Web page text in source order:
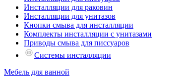
Инсталляции для раковин
Инсталляции для унитазов
Кнопки смыва для инсталляции
Комплекты инсталляции с унитазами
Приводы смыва для писсуаров
Системы инсталляции
Мебель для ванной